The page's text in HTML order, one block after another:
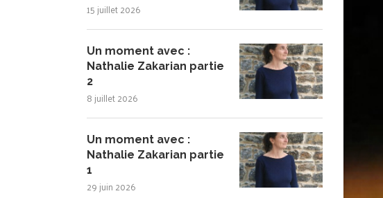
15 juillet 2026
Un moment avec :
Nathalie Zakarian partie
2
8 juillet 2026
Un moment avec :
Nathalie Zakarian partie
1
29 juin 2026